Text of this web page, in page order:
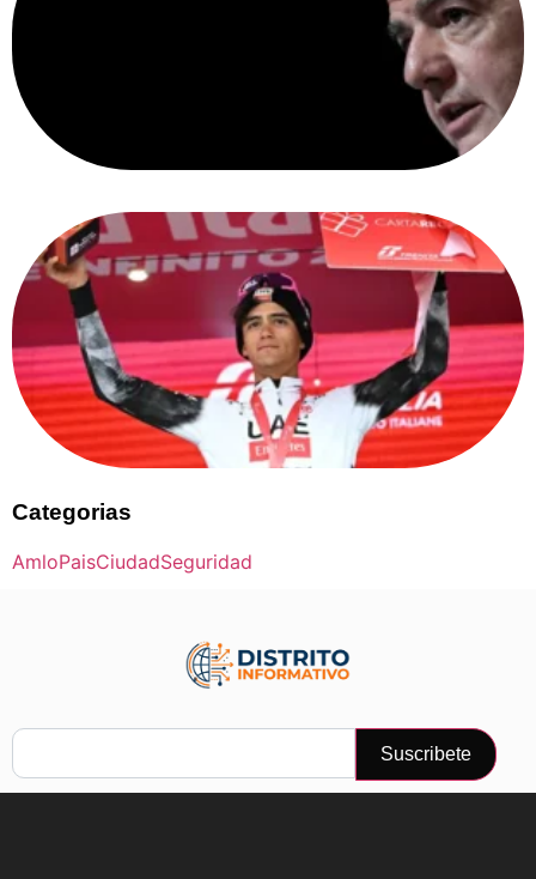
Categorias
AmloPaisCiudadSeguridad
Suscribete